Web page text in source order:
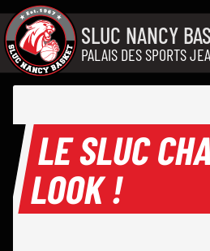
Aller au contenu
SLUC NANCY
PALAIS DES SPORTS
LE SLUC
LOOK !